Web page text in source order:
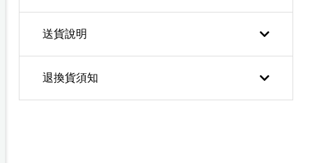
送貨說明
退換貨須知